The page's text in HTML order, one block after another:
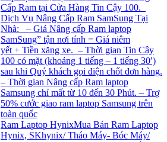
Cấp Ram tại Cửa Hàng Tin Cậy 100.
Dịch Vụ Nâng Cấp Ram SamSung Tại
Nhà: – Giá Nâng cấp Ram laptop
SamSung” tận nơi tính = Giá niêm
yết + Tiền xăng xe. – Thời gian Tin Cậy
100 có mặt (khoảng 1 tiếng – 1 tiếng 30′)
sau khi Quý khách gọi điện chốt đơn hàng.
– Thời gian Nâng cấp Ram laptop
Samsung chỉ mất từ 10 đến 30 Phút. – Trợ
50% cước giao ram laptop Samsung trên
toàn quốc
Ram Laptop HynixMua Bán Ram Laptop
Hynix, SKhynix/ Tháo Máy- Bóc Máy/